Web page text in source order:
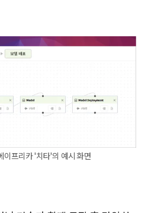
프리카 '치타'의 예시 화면